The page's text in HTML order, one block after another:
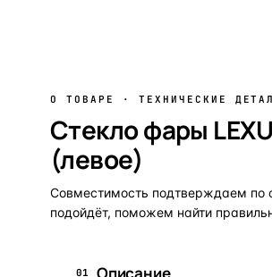
О ТОВАРЕ · ТЕХНИЧЕСКИЕ
Стекло фары
(левое)
Совместимость подтверждаем по
подойдёт, поможем найти
01 Описание